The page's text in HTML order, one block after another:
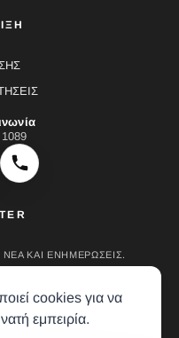
Κλήση
ΝΈΑ ΚΑΙ ΕΝΗΜΕΡΏΣΕΙΣ.
cookies για να
εμπειρία.